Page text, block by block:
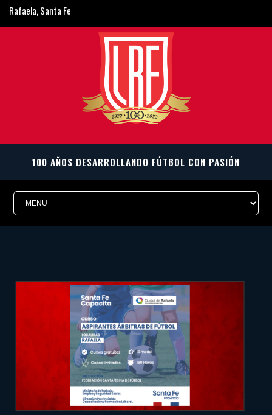
Rafaela, Santa Fe
ligarafaelina@gmail.com